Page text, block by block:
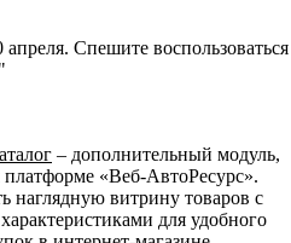
Спешите воспользоваться
– дополнительный модуль,
«Веб-АвтоРесурс».
наглядную витрину товаров с
для удобного